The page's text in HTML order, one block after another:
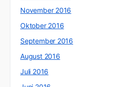
November 2016
Oktober 2016
September 2016
August 2016
Juli 2016